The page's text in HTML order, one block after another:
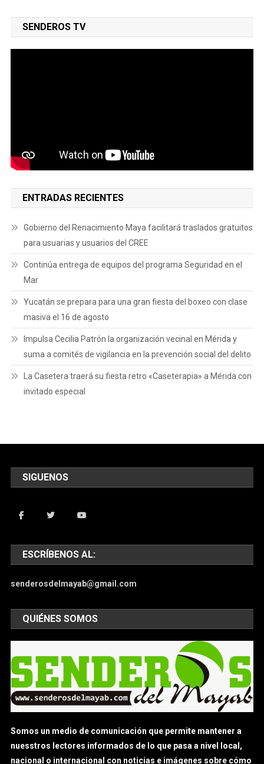
SENDEROS TV
ENTRADAS RECIENTES
Gobierno del Renacimiento Maya facilitará traslados gratuitos
para usuarias y usuarios del CREE
Continúa entrega de equipos del programa Seguridad en el
Mar
Yucatán se prepara para una gran fiesta del boxeo con clase
masiva el 16 de agosto
Impulsa Cecilia Patrón la organización vecinal en Mérida y
suma a comités de vigilancia en la prevención social del delito
La Casetera traerá su fiesta retro «Caseterapia» a Mérida con
invitado especial
SIGUENOS
ESCRÍBENOS AL:
senderosdelmayab@gmail.com
QUIÉNES SOMOS
Somos un medio de comunicación que permite mantener a
nuesstros lectores informados de lo que pasa a nivel local,
nacional o internacional con noticias e imágenes sobre cómo